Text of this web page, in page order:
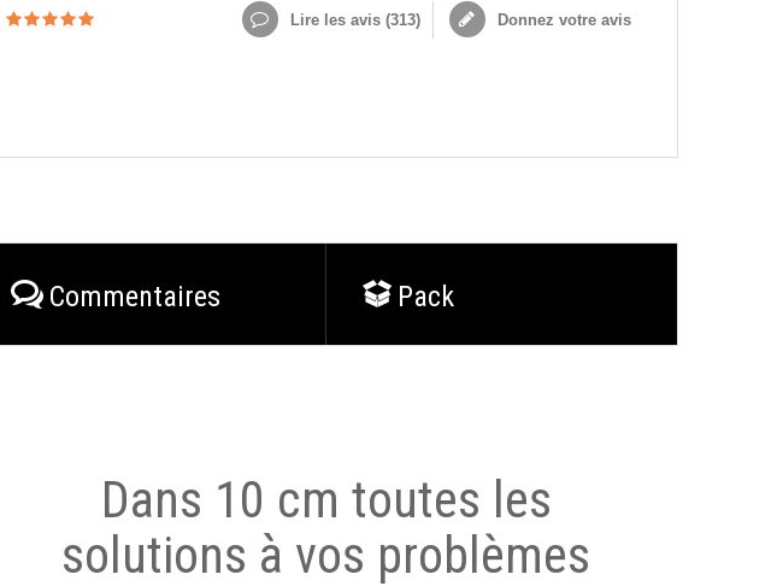
Lire les avis (313) Donnez votre avis
Commentaires Pack
Dans 10 cm toutes les
solutions à vos problèmes